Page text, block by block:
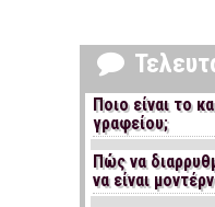
Ποιο είναι το
γραφείου;
Πώς να
να είναι